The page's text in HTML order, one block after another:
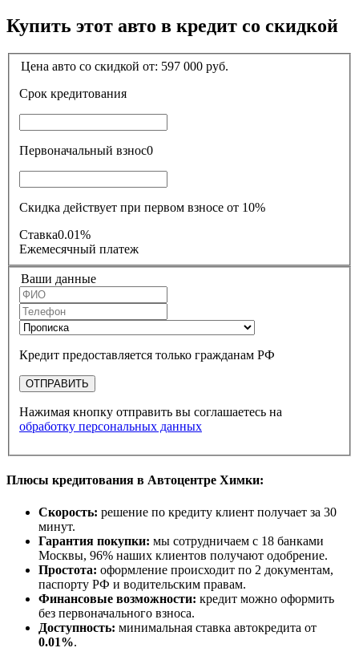
Купить этот авто в кредит со скидкой
Цена авто со скидкой от: 597 000 руб.
Срок кредитования
Первоначальный взнос0
Скидка действует при первом взносе от 10%
Ставка0.01%
Ежемесячный платеж
Ваши данные
Кредит предоставляется только гражданам РФ
ОТПРАВИТЬ
Нажимая кнопку отправить вы соглашаетесь на
обработку персональных данных
Плюсы кредитования в Автоцентре Химки:
Скорость: решение по кредиту клиент получает за 30
минут.
Гарантия покупки: мы сотрудничаем с 18 банками
Москвы, 96% наших клиентов получают одобрение.
Простота: оформление происходит по 2 документам,
паспорту РФ и водительским правам.
Финансовые возможности: кредит можно оформить
без первоначального взноса.
Доступность: минимальная ставка автокредита от
0.01%.